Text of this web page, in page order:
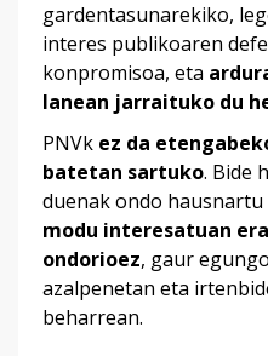
gardentasunarekiko,
interes publikoaren
konpromisoa, eta
lanean jarraituko du
PNVk ez da
batetan sartuko. Bide
duenak ondo
modu interesatuan
ondorioez, gaur
azalpenetan eta
beharrean.